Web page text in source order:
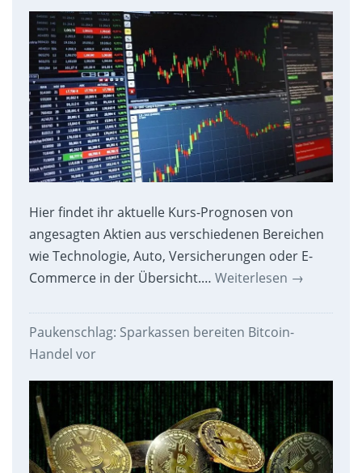
Hier findet ihr aktuelle Kurs-Prognosen von
angesagten Aktien aus verschiedenen Bereichen
wie Technologie, Auto, Versicherungen oder E-
Commerce in der Übersicht.… Weiterlesen →
Paukenschlag: Sparkassen bereiten Bitcoin-
Handel vor